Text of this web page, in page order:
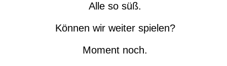
Alle so süß.
Können wir weiter spielen?
Moment noch.